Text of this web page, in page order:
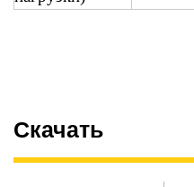
Скачать